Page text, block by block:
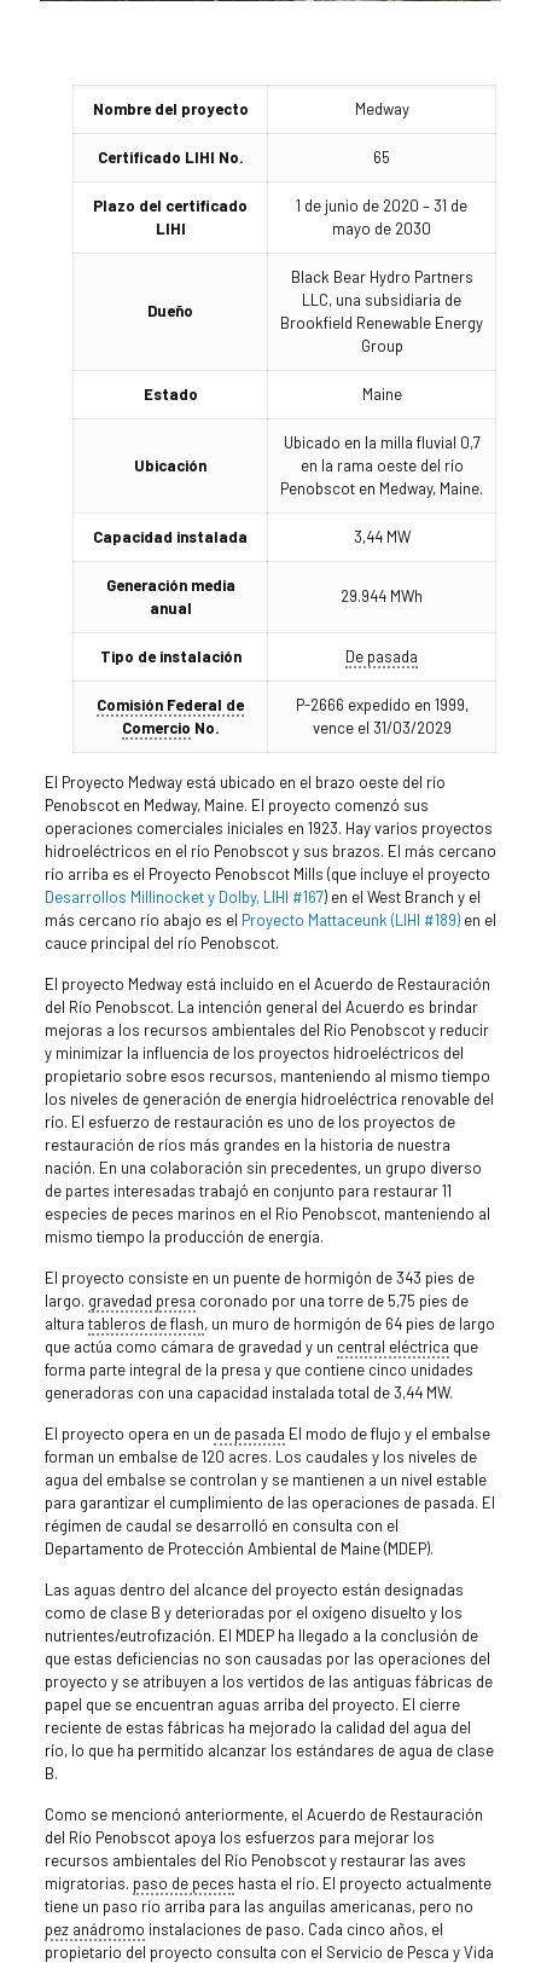
Nombre del proyecto Medway
Certificado LIHI No. 65
Plazo del certificado
LIHI
1 de junio de 2020 – 31 de
mayo de 2030
Dueño
Black Bear Hydro Partners
LLC, una subsidiaria de
Brookfield Renewable Energy
Group
Estado Maine
Ubicación
Ubicado en la milla fluvial 0,7
en la rama oeste del río
Penobscot en Medway, Maine.
Capacidad instalada 3,44 MW
Generación media
anual
29.944 MWh
Tipo de instalación De pasada
Comisión Federal de
Comercio No.
P-2666 expedido en 1999,
vence el 31/03/2029
El Proyecto Medway está ubicado en el brazo oeste del río
Penobscot en Medway, Maine. El proyecto comenzó sus
operaciones comerciales iniciales en 1923. Hay varios proyectos
hidroeléctricos en el río Penobscot y sus brazos. El más cercano
río arriba es el Proyecto Penobscot Mills (que incluye el proyecto
Desarrollos Millinocket y Dolby, LIHI #167) en el West Branch y el
más cercano río abajo es el Proyecto Mattaceunk (LIHI #189)en el
cauce principal del río Penobscot.
El proyecto Medway está incluido en el Acuerdo de Restauración
del Río Penobscot. La intención general del Acuerdo es brindar
mejoras a los recursos ambientales del Río Penobscot y reducir
y minimizar la influencia de los proyectos hidroeléctricos del
propietario sobre esos recursos, manteniendo al mismo tiempo
los niveles de generación de energía hidroeléctrica renovable del
río. El esfuerzo de restauración es uno de los proyectos de
restauración de ríos más grandes en la historia de nuestra
nación. En una colaboración sin precedentes, un grupo diverso
de partes interesadas trabajó en conjunto para restaurar 11
especies de peces marinos en el Río Penobscot, manteniendo al
mismo tiempo la producción de energía.
El proyecto consiste en un puente de hormigón de 343 pies de
largo. gravedad presa coronado por una torre de 5,75 pies de
altura tableros de flash, un muro de hormigón de 64 pies de largo
que actúa como cámara de gravedad y un central eléctrica que
forma parte integral de la presa y que contiene cinco unidades
generadoras con una capacidad instalada total de 3,44 MW.
El proyecto opera en un de pasada El modo de flujo y el embalse
forman un embalse de 120 acres. Los caudales y los niveles de
agua del embalse se controlan y se mantienen a un nivel estable
para garantizar el cumplimiento de las operaciones de pasada. El
régimen de caudal se desarrolló en consulta con el
Departamento de Protección Ambiental de Maine (MDEP).
Las aguas dentro del alcance del proyecto están designadas
como de clase B y deterioradas por el oxígeno disuelto y los
nutrientes/eutrofización. El MDEP ha llegado a la conclusión de
que estas deficiencias no son causadas por las operaciones del
proyecto y se atribuyen a los vertidos de las antiguas fábricas de
papel que se encuentran aguas arriba del proyecto. El cierre
reciente de estas fábricas ha mejorado la calidad del agua del
río, lo que ha permitido alcanzar los estándares de agua de clase
B.
Como se mencionó anteriormente, el Acuerdo de Restauración
del Río Penobscot apoya los esfuerzos para mejorar los
recursos ambientales del Río Penobscot y restaurar las aves
migratorias. paso de peces hasta el río. El proyecto actualmente
tiene un paso río arriba para las anguilas americanas, pero no
pez anádromo instalaciones de paso. Cada cinco años, el
propietario del proyecto consulta con el Servicio de Pesca y Vida